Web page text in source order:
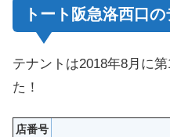
トート阪急洛西口
テナントは2018年8月に
た！
店番号